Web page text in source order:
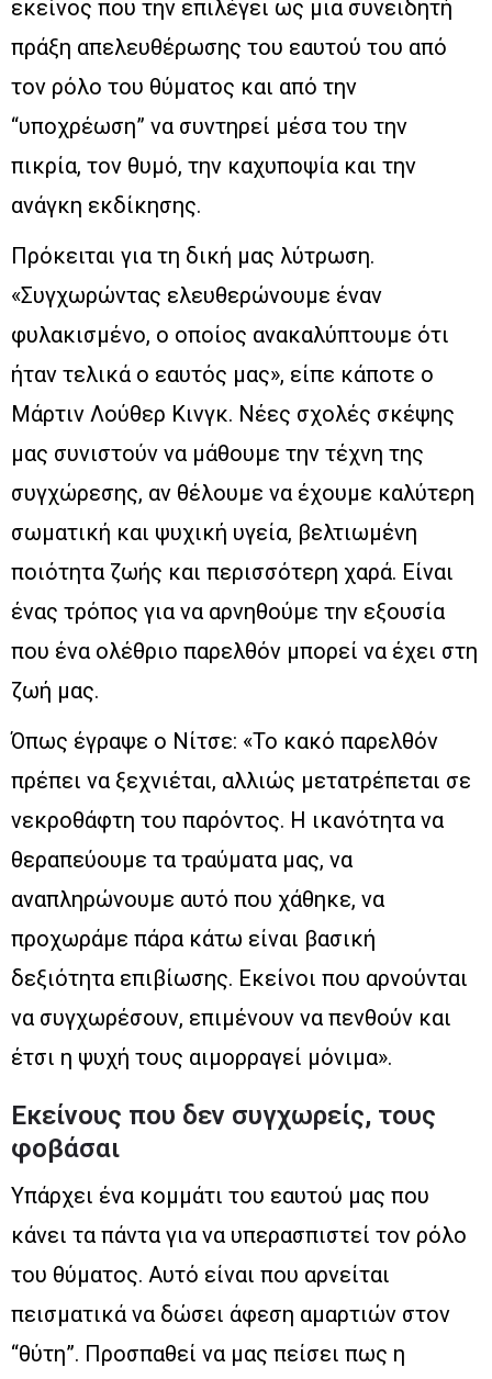
εκείνος που την επιλέγει ως μια συνειδητή
πράξη απελευθέρωσης του εαυτού του από
τον ρόλο του θύματος και από την
“υποχρέωση” να συντηρεί μέσα του την
πικρία, τον θυμό, την καχυποψία και την
ανάγκη εκδίκησης.
Πρόκειται για τη δική μας λύτρωση.
«Συγχωρώντας ελευθερώνουμε έναν
φυλακισμένο, ο οποίος ανακαλύπτουμε ότι
ήταν τελικά ο εαυτός μας», είπε κάποτε ο
Μάρτιν Λούθερ Κινγκ. Νέες σχολές σκέψης
μας συνιστούν να μάθουμε την τέχνη της
συγχώρεσης, αν θέλουμε να έχουμε καλύτερη
σωματική και ψυχική υγεία, βελτιωμένη
ποιότητα ζωής και περισσότερη χαρά. Είναι
ένας τρόπος για να αρνηθούμε την εξουσία
που ένα ολέθριο παρελθόν μπορεί να έχει στη
ζωή μας.
Όπως έγραψε ο Νίτσε: «Το κακό παρελθόν
πρέπει να ξεχνιέται, αλλιώς μετατρέπεται σε
νεκροθάφτη του παρόντος. Η ικανότητα να
θεραπεύουμε τα τραύματα μας, να
αναπληρώνουμε αυτό που χάθηκε, να
προχωράμε πάρα κάτω είναι βασική
δεξιότητα επιβίωσης. Εκείνοι που αρνούνται
να συγχωρέσουν, επιμένουν να πενθούν και
έτσι η ψυχή τους αιμορραγεί μόνιμα».
Εκείνους που δεν συγχωρείς, τους
φοβάσαι
Υπάρχει ένα κομμάτι του εαυτού μας που
κάνει τα πάντα για να υπερασπιστεί τον ρόλο
του θύματος. Αυτό είναι που αρνείται
πεισματικά να δώσει άφεση αμαρτιών στον
“θύτη”. Προσπαθεί να μας πείσει πως η